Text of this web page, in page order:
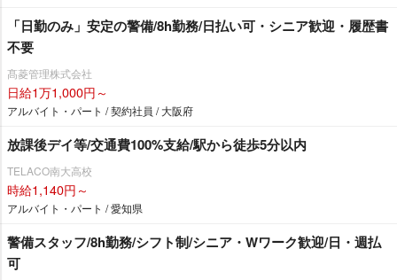
「日勤のみ」安定の警備/8h勤務/日払い可・シニア歓迎・履歴書
不要
髙菱管理株式会社
日給1万1,000円～
アルバイト・パート / 契約社員 / 大阪府
放課後デイ等/交通費100%支給/駅から徒歩5分以内
TELACO南大高校
時給1,140円～
アルバイト・パート / 愛知県
警備スタッフ/8h勤務/シフト制/シニア・Wワーク歓迎/日・週払
可